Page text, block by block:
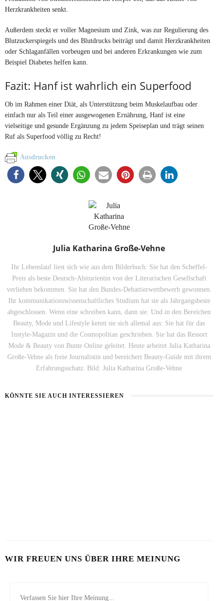
Herzkrankheiten senkt.
Außerdem steckt er voller Magnesium und Zink, was zur Regulierung des
Blutzuckerspiegels und des Blutdrucks beiträgt und damit Herzkrankheiten
oder Schlaganfällen vorbeugen und bei anderen Erkrankungen wie zum
Beispiel Diabetes helfen kann.
Fazit: Hanf ist wahrlich ein Superfood
Ob im Rahmen einer Diät, als Unterstützung beim Muskelaufbau oder
einfach nur als Teil einer ausgewogenen Ernährung, Hanf ist eine
vielseitige und gesunde Ergänzung zu jedem Speiseplan und trägt seinen
Ruf als Superfood völlig zu Recht!
Ausdrucken
Julia Katharina Große-Vehne
Ihr Lebenslauf liest sich wie aus dem Bilderbuch: Sie hat den Scheffel-
Preis als beste Deutsch-Abiturientin von der Literarischen Gesellschaft
verliehen bekommen. Sie hat den Bundes-Debattierwettbewerb gewonnen.
Ihr kommunikationswissenschaftliches Studium hat sie als Jahrgangsbeste
abgeschlossen. Wenn eine schreiben kann, dann sie. Und in den Bereichen
Beauty, Mode und Lifestyle kennt sie sich allemal aus: Sie hat für das
Instyle-Magazin und die Cosmopolitan geschrieben. Sie hat das Ressort
Mode & Beauty von Bunte Online geleitet. Heute arbeitet Julia Katharina
Große-Vehne als freie Journalistin und bereichert Beauty-Guide mit ihrem
Erfahrungsschatz. Bild: Julia Katharina Große-Vehne
KÖNNTE SIE AUCH INTERESSIEREN
WIR FREUEN UNS ÜBER IHRE MEINUNG